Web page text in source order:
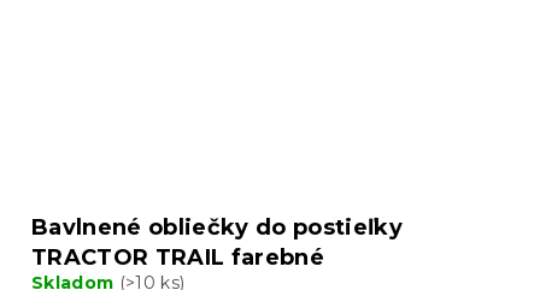
Bavlnené obliečky do postieľky
TRACTOR TRAIL farebné
Skladom (>10 ks)